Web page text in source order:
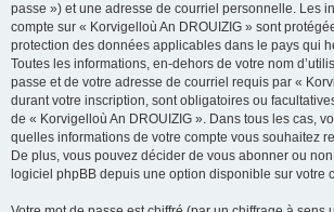
passe ») et une adresse de courriel personnelle. Les
compte sur « Korvigelloù An DROUIZIG » sont
protection des données applicables dans le pays qui
Toutes les informations, en-dehors de votre nom
passe et de votre adresse de courriel requis par «
durant votre inscription, sont obligatoires ou
de « Korvigelloù An DROUIZIG ». Dans tous les cas,
quelles informations de votre compte vous souhaitez
De plus, vous pouvez décider de vous abonner ou
logiciel phpBB depuis une option disponible sur votre